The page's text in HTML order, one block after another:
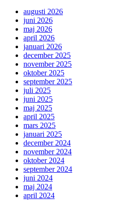
augusti 2026
juni 2026
maj 2026
april 2026
januari 2026
december 2025
november 2025
oktober 2025
september 2025
juli 2025
juni 2025
maj 2025
april 2025
mars 2025
januari 2025
december 2024
november 2024
oktober 2024
september 2024
juni 2024
maj 2024
april 2024